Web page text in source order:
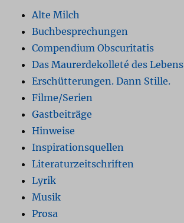
Alte Milch
Buchbesprechungen
Compendium Obscuritatis
Das Maurerdekolleté des Lebens
Erschütterungen. Dann Stille.
Filme/Serien
Gastbeiträge
Hinweise
Inspirationsquellen
Literaturzeitschriften
Lyrik
Musik
Prosa